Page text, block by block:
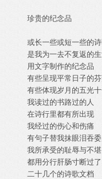
珍贵的纪念品
或长一些或短一些的
是我为一去不复返的
用文字制作的纪念品
有些呈现平常日子的
有些体现岁月的五光
我读过的书路过的人
在诗行里都有所出现
我经过的伤心和伤痛
有句子替我抹眼泪吞
我所承受的耻辱与不堪
都用分行肝肠寸断过了
二十几个的诗歌文档